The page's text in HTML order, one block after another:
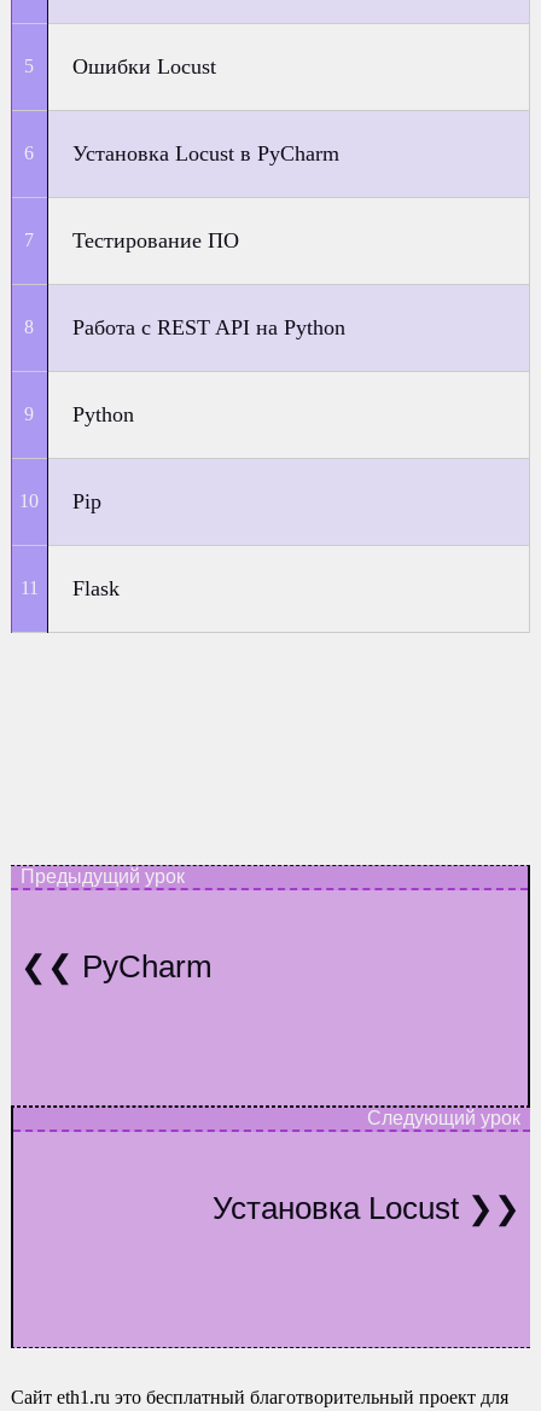
Ошибки Locust
Установка Locust в PyCharm
Тестирование ПО
Работа с REST API на Python
Python
Pip
Flask
PyCharm
Установка Locust
Сайт eth1.ru это бесплатный благотворительный проект для